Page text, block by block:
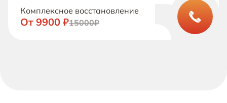
Комплексное восстановление
От 9900 ₽15000₽